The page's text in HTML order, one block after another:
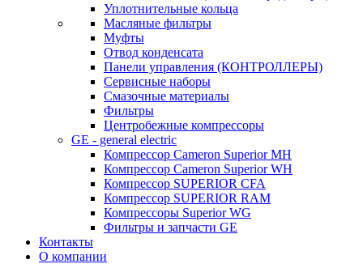
Уплотнительные кольца
Масляные фильтры
Муфты
Отвод конденсата
Панели управления (КОНТРОЛЛЕРЫ)
Сервисные наборы
Смазочные материалы
Фильтры
Центробежные компрессоры
GE - general electric
Компрессор Cameron Superior MH
Компрессор Cameron Superior WH
Компрессор SUPERIOR CFA
Компрессор SUPERIOR RAM
Компрессоры Superior WG
Фильтры и запчасти GE
Контакты
О компании